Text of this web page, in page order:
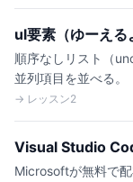
ul要素（ゆーえる
順序なしリスト（
並列項目を並べる。
→ レッスン2
Visual Studio
Microsoftが無料で